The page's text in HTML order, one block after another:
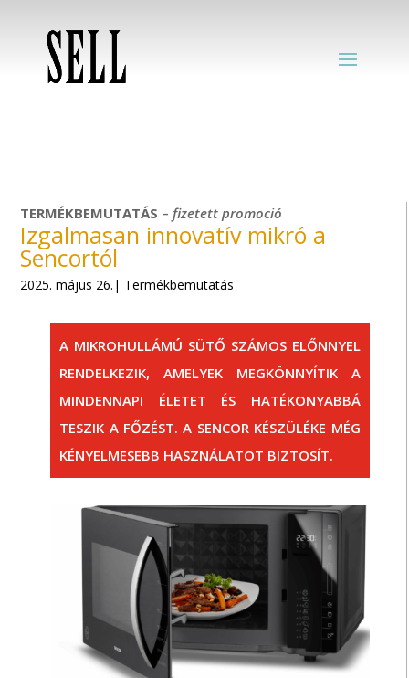
TERMÉKBEMUTATÁS –fizetett promoció
Izgalmasan innovatív mikró a
Sencortól
2025. május 26.| Termékbemutatás
A MIKROHULLÁMÚ SÜTŐ SZÁMOS ELŐNNYEL
RENDELKEZIK, AMELYEK MEGKÖNNYÍTIK A
MINDENNAPI ÉLETET ÉS HATÉKONYABBÁ
TESZIK A FŐZÉST.A SENCOR KÉSZÜLÉKE MÉG
KÉNYELMESEBB HASZNÁLATOT BIZTOSÍT.